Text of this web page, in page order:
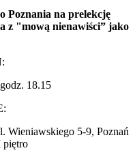
Poznania na prelekcję
z "mową nienawiści” jako
18.15
5-9, Poznań
piętro